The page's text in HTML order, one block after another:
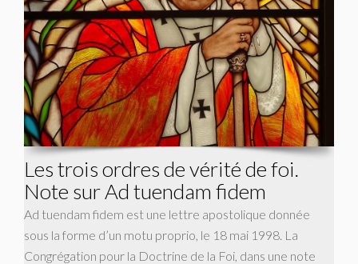
Les trois ordres de vérité de foi.
Note sur Ad tuendam fidem
Ad tuendam fidem est une lettre apostolique donnée
sous la forme d’un motu proprio, le 18 mai 1998. La
Congrégation pour la Doctrine de la Foi, dans une note